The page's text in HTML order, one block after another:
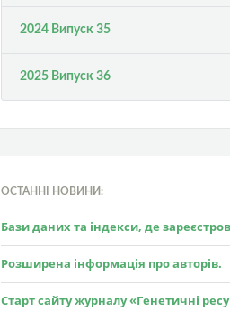
2024 Випуск 35
2025 Випуск 36
ОСТАННІ НОВИНИ:
Бази даних та індекси, де
Розширена інформація про авторів.
Старт сайту журналу «Генетичні